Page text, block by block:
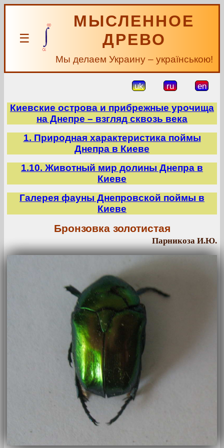
☰
МЫСЛЕННОЕ
ДРЕВО
Мы делаем Украину – українською!
uk ru en
Киевские острова и прибрежные урочища
на Днепре – взгляд сквозь века
1. Природная характеристика поймы
Днепра в Киеве
1.10. Животный мир долины Днепра в
Киеве
Галерея фауны Днепровской поймы в
Киеве
Бронзовка золотистая
Парникоза И.Ю.